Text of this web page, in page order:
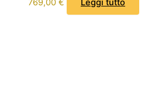
769,00 € Leggi tutto